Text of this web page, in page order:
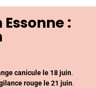
:
canicule le 18 juin.
rouge le 21 juin.